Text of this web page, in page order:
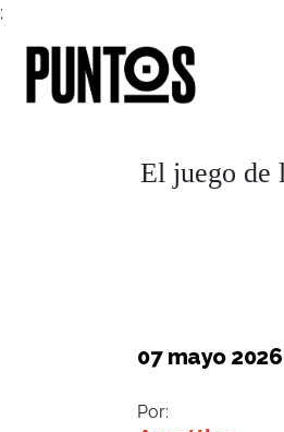
;
El juego de
07 mayo 2026
Por: